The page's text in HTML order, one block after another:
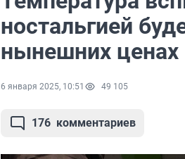
ностальгией
нынешних ценах
6 января 2025, 10:51 49 105
176 комментариев